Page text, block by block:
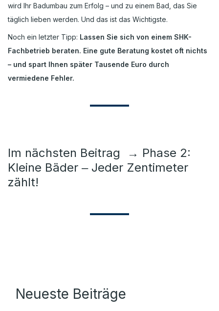
wird Ihr Badumbau zum Erfolg – und zu einem Bad, das Sie
täglich lieben werden. Und das ist das Wichtigste.
Noch ein letzter Tipp: Lassen Sie sich von einem SHK-
Fachbetrieb beraten. Eine gute Beratung kostet oft nichts
– und spart Ihnen später Tausende Euro durch
vermiedene Fehler.
Im nächsten Beitrag → Phase 2:
Kleine Bäder ‒ Jeder Zentimeter
zählt!
Neueste Beiträge